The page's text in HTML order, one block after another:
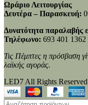
Ωράριο Λειτουργίας
Δευτέρα – Παρασκευή:
Δυνατότητα παραλαβής
Τηλέφωνο: 693 401
Τις Πέμπτες η πρόσβαση
λαϊκής αγοράς.
LED7 All Rights Reserved